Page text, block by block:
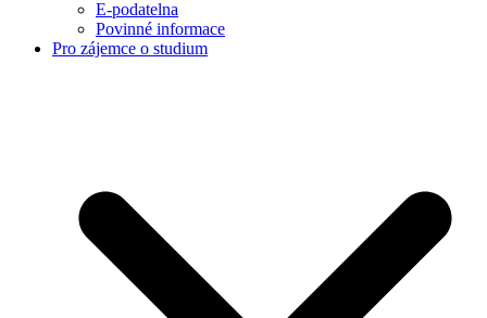
E-podatelna
Povinné informace
Pro zájemce o studium